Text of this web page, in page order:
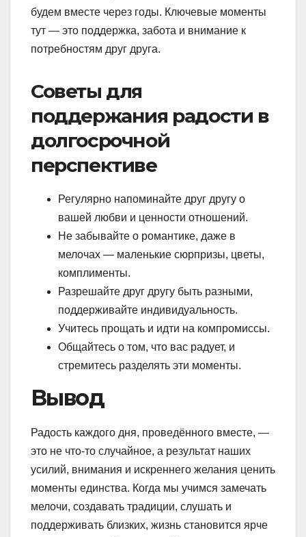
будем вместе через годы. Ключевые моменты
тут — это поддержка, забота и внимание к
потребностям друг друга.
Советы для
поддержания радости в
долгосрочной
перспективе
Регулярно напоминайте друг другу о
вашей любви и ценности отношений.
Не забывайте о романтике, даже в
мелочах — маленькие сюрпризы, цветы,
комплименты.
Разрешайте друг другу быть разными,
поддерживайте индивидуальность.
Учитесь прощать и идти на компромиссы.
Общайтесь о том, что вас радует, и
стремитесь разделять эти моменты.
Вывод
Радость каждого дня, проведённого вместе, —
это не что-то случайное, а результат наших
усилий, внимания и искреннего желания ценить
моменты единства. Когда мы учимся замечать
мелочи, создавать традиции, слушать и
поддерживать близких, жизнь становится ярче